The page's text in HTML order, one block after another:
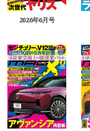
2026年6月号